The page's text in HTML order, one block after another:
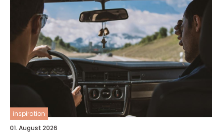
inspiration
01. August 2026